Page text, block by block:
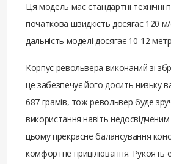
Ця модель має стандартні технічні
початкова швидкість досягає 120
дальність моделі досягає 10-12
Корпус револьвера виконаний зі
це забезпечує його досить низьку
687 грамів, тож револьвер буде
використання навіть
цьому прекрасне балансування
комфортне прицілювання. Рукоять